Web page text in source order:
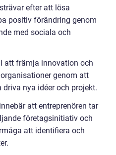
efter att lösa
positiv förändring genom
med sociala och
att främja innovation och
genom att
nya idéer och projekt.
att entreprenören tar
företagsinitiativ och
att identifiera och